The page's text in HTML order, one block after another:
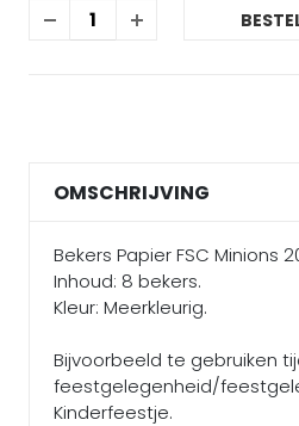
OMSCHRIJVING
Bekers Papier FSC Minions
Inhoud: 8 bekers.
Kleur: Meerkleurig.
Bijvoorbeeld te gebruiken
feestgelegenheid/
Kinderfeestje.